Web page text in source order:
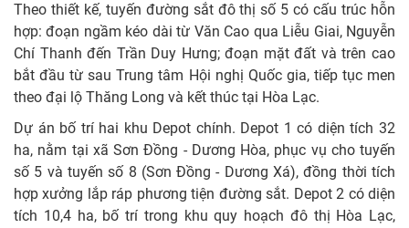
Theo thiết kế, tuyến đường sắt đô thị số 5 có cấu trúc hỗn
hợp: đoạn ngầm kéo dài từ Văn Cao qua Liễu Giai, Nguyễn
Chí Thanh đến Trần Duy Hưng; đoạn mặt đất và trên cao
bắt đầu từ sau Trung tâm Hội nghị Quốc gia, tiếp tục men
theo đại lộ Thăng Long và kết thúc tại Hòa Lạc.
Dự án bố trí hai khu Depot chính. Depot 1 có diện tích 32
ha, nằm tại xã Sơn Đồng - Dương Hòa, phục vụ cho tuyến
số 5 và tuyến số 8 (Sơn Đồng - Dương Xá), đồng thời tích
hợp xưởng lắp ráp phương tiện đường sắt. Depot 2 có diện
tích 10,4 ha, bố trí trong khu quy hoạch đô thị Hòa Lạc,